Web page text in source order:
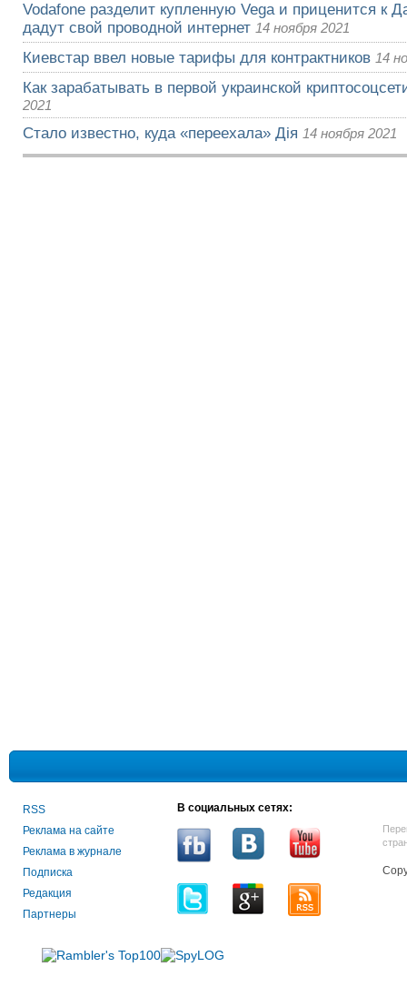
Vodafone разделит купленную Vega и приценится к
дадут свой проводной интернет 14 ноября 2021
Киевстар ввел новые тарифы для контрактников 14
Как зарабатывать в первой украинской
2021
Стало известно, куда «переехала» Дія 14 ноября 2021
RSS
Реклама на сайте
Реклама в журнале
Подписка
Редакция
Партнеры
В социальных сетях: